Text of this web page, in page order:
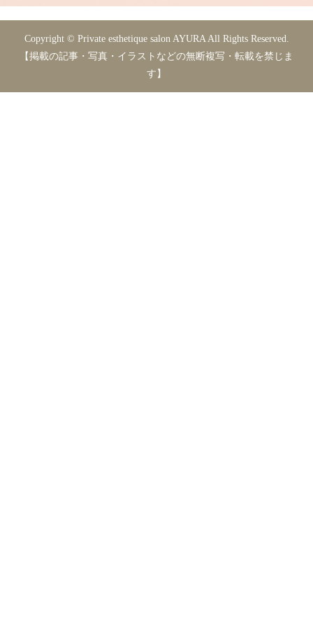
Copyright © Private esthetique salon AYURA All Rights Reserved.
【掲載の記事・写真・イラストなどの無断複写・転載を禁じま
す】